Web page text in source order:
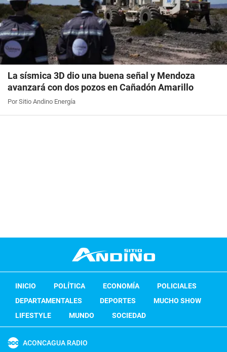
La sísmica 3D dio una buena señal y Mendoza
avanzará con dos pozos en Cañadón Amarillo
Por Sitio Andino Energía
INICIO POLÍTICA ECONOMÍA
POLICIALES
DEPARTAMENTALES
DEPORTES
MUCHO SHOW
LIFESTYLE
MUNDO SOCIEDAD
ACONCAGUA RADIO